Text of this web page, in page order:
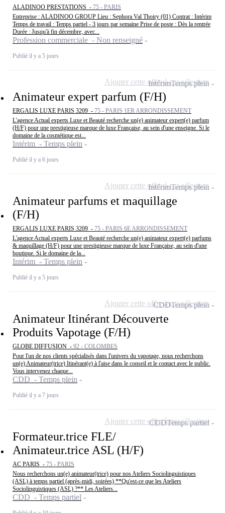
ALADINOO PRESTATIONS - 75 - PARIS
Entreprise : ALADINOO GROUP Lieu : Sephora Val Thoiry (01) Contrat : Intérim
Temps de travail : Temps partiel - 3 jours par semaine Prise de poste : Dès la rentrée
Durée : Jusqu'à fin décembre, avec...
Profession commerciale - Non renseigné
Publié il y a 5 jours
Animateur expert parfum (F/H)
ERGALIS LUXE PARIS 3209 - 75 - PARIS 1ER ARRONDISSEMENT
L'agence Actual experts Luxe et Beauté recherche un(e) animateur expert(e) parfum
(H/F) pour une prestigieuse marque de luxe Française, au sein d'une enseigne. Si le
domaine de la cosmétique est...
Intérim - Temps plein
Publié il y a 6 jours
IntérimTemps plein
Ajouter cette offre à ma sélection
Animateur parfums et maquillage
(F/H)
ERGALIS LUXE PARIS 3209 - 75 - PARIS 6E ARRONDISSEMENT
L'agence Actual experts Luxe et Beauté recherche un(e) animateur expert(e) parfums
& maquillage (H/F) pour une prestigieuse marque de luxe Française, au sein d'une
boutique. Si le domaine de la...
Intérim - Temps plein
Publié il y a 5 jours
IntérimTemps plein
Ajouter cette offre à ma sélection
Animateur Itinérant Découverte
Produits Vapotage (F/H)
GLOBE DIFFUSION - 92 - COLOMBES
Pour l'un de nos clients spécialisés dans l'univers du vapotage, nous recherchons
un(e) Animateur(trice) Itinérant(e) à l'aise dans le conseil et le contact avec le public.
Vous intervenez chaque...
CDD - Temps plein
Publié il y a 7 jours
CDDTemps plein
Ajouter cette offre à ma sélection
Formateur.trice FLE/
Animateur.trice ASL (H/F)
AC PARIS - 75 - PARIS
Nous recherchons un(e) animateur(trice) pour nos Ateliers Sociolinguistiques
(ASL) à temps partiel (après-midi, soirées) **Qu'est-ce que les Ateliers
Sociolinguistiques (ASL) ?** Les Ateliers...
CDD - Temps partiel
CDDTemps partiel
Ajouter cette offre à ma sélection